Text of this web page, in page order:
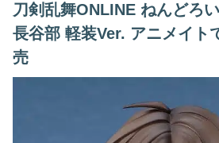
刀剣乱舞ONLINE ねんどろ
長谷部 軽装Ver. アニメイト
売